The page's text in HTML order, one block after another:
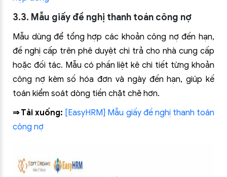
3.3. Mẫu giấy đề nghị thanh toán công nợ
Mẫu dùng để tổng hợp các khoản công nợ đến hạn,
đề nghị cấp trên phê duyệt chi trả cho nhà cung cấp
hoặc đối tác. Mẫu có phần liệt kê chi tiết từng khoản
công nợ kèm số hóa đơn và ngày đến hạn, giúp kế
toán kiểm soát dòng tiền chặt chẽ hơn.
⇒ Tải xuống: [EasyHRM] Mẫu giấy đề nghị thanh toán
công nợ